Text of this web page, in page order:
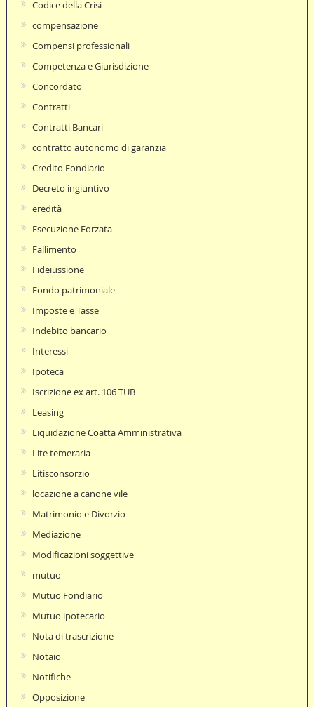
Codice della Crisi
compensazione
Compensi professionali
Competenza e Giurisdizione
Concordato
Contratti
Contratti Bancari
contratto autonomo di garanzia
Credito Fondiario
Decreto ingiuntivo
eredità
Esecuzione Forzata
Fallimento
Fideiussione
Fondo patrimoniale
Imposte e Tasse
Indebito bancario
Interessi
Ipoteca
Iscrizione ex art. 106 TUB
Leasing
Liquidazione Coatta Amministrativa
Lite temeraria
Litisconsorzio
locazione a canone vile
Matrimonio e Divorzio
Mediazione
Modificazioni soggettive
mutuo
Mutuo Fondiario
Mutuo ipotecario
Nota di trascrizione
Notaio
Notifiche
Opposizione